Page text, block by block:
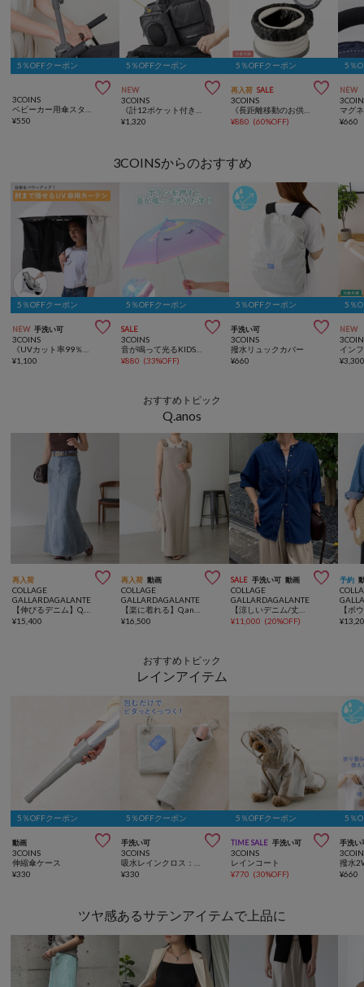
5％OFFクーポン

3COINS
¥550
5％OFFクーポン
NEW 
3COINS
¥1,320
5％OFFクーポン
再入荷 SALE 
3COINS
《長距離移動のお供に》ポータブルトイレ／KIDS
¥880 (60%OFF)
5％
NEW
¥660
3COINSからのおすすめ
5％OFFクーポン
NEW 手洗い可 
3COINS
¥1,100
5％OFFクーポン
SALE 
3COINS
¥880 (33%OFF)
5％OFFクーポン
手洗い可 
3COINS
撥水リュックカバー
¥660
5％
NEW
¥
おすすめトピック
Q.anos
再入荷 
COLLAGE
GALLARDAGALANTE
¥15,400
再入荷 動画 
COLLAGE
GALLARDAGALANTE
¥16,500
SALE 手洗い可 動画 
COLLAGE
GALLARDAGALANTE
¥11,000 (20%OFF)
予約
¥
おすすめトピック
レインアイテム
5％OFFクーポン
動画 
3COINS
伸縮傘ケース
¥330
5％OFFクーポン
手洗い可 
3COINS
¥330
5％OFFクーポン
TIME SALE 手洗い可 
3COINS
レインコート
¥770 (30%OFF)
5％
手洗い
撥水
¥660
ツヤ感あるサテンアイテムで上品に